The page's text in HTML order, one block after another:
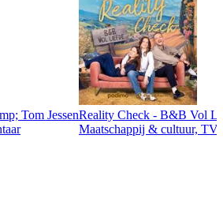
Tom JessenReality Check - B&B Vol
Maatschappij & cultuur,